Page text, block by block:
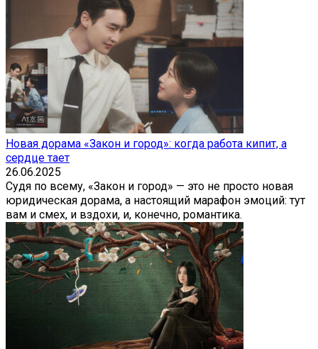
Новая дорама «Закон и город»: когда работа кипит, а
сердце тает
26.06.2025
Судя по всему, «Закон и город» — это не просто новая
юридическая дорама, а настоящий марафон эмоций: тут
вам и смех, и вздохи, и, конечно, романтика.